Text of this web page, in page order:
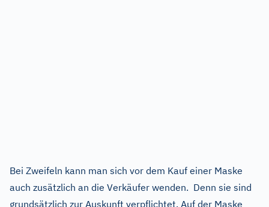
Bei Zweifeln kann man sich vor dem Kauf einer Maske
auch zusätzlich an die Verkäufer wenden. Denn sie sind
grundsätzlich zur Auskunft verpflichtet. Auf der Maske